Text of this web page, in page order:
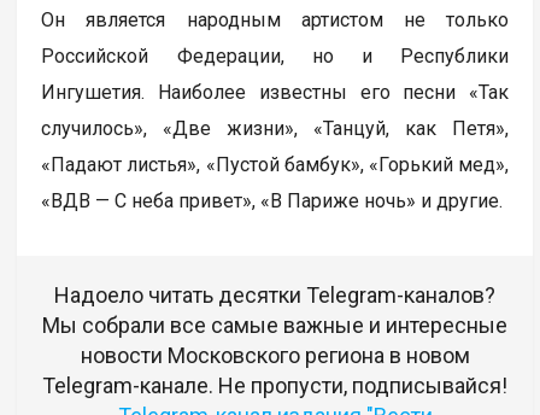
Он является народным артистом не только
Российской Федерации, но и Республики
Ингушетия. Наиболее известны его песни «Так
случилось», «Две жизни», «Танцуй, как Петя»,
«Падают листья», «Пустой бамбук», «Горький мед»,
«ВДВ — С неба привет», «В Париже ночь» и другие.
Надоело читать десятки Telegram-каналов?
Мы собрали все самые важные и интересные
новости Московского региона в новом
Telegram-канале. Не пропусти, подписывайся!